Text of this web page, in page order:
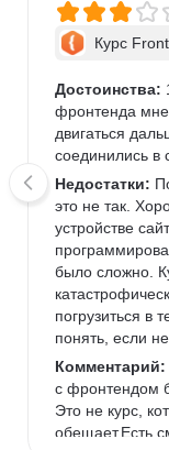
Курс
Достоинства:
фронтенда мне
двигаться
соединились в
Недостатки:
это не так.
устройстве
было сложно.
погрузиться в
понять, если
Комментарий:
с фронтендом
Это не курс,
обещает.Есть